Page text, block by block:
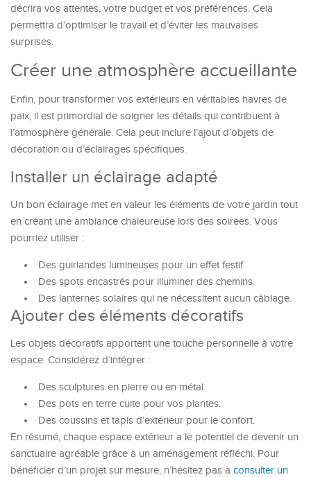
décrira vos attentes, votre budget et vos préférences. Cela
permettra d’optimiser le travail et d’éviter les mauvaises
surprises.
Créer une atmosphère accueillante
Enfin, pour transformer vos extérieurs en véritables havres de
paix, il est primordial de soigner les détails qui contribuent à
l’atmosphère générale. Cela peut inclure l’ajout d’objets de
décoration ou d’éclairages spécifiques.
Installer un éclairage adapté
Un bon éclairage met en valeur les éléments de votre jardin tout
en créant une ambiance chaleureuse lors des soirées. Vous
pourriez utiliser :
Des guirlandes lumineuses pour un effet festif.
Des spots encastrés pour illuminer des chemins.
Des lanternes solaires qui ne nécessitent aucun câblage.
Ajouter des éléments décoratifs
Les objets décoratifs apportent une touche personnelle à votre
espace. Considérez d’intégrer :
Des sculptures en pierre ou en métal.
Des pots en terre cuite pour vos plantes.
Des coussins et tapis d’extérieur pour le confort.
En résumé, chaque espace extérieur a le potentiel de devenir un
sanctuaire agréable grâce à un aménagement réfléchi. Pour
bénéficier d’un projet sur mesure, n’hésitez pas à consulter un